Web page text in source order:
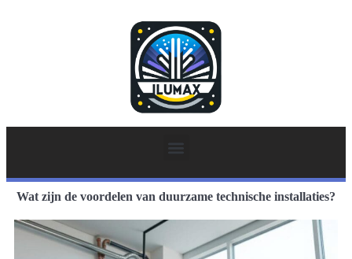
Wat zijn de voordelen van duurzame technische installaties?